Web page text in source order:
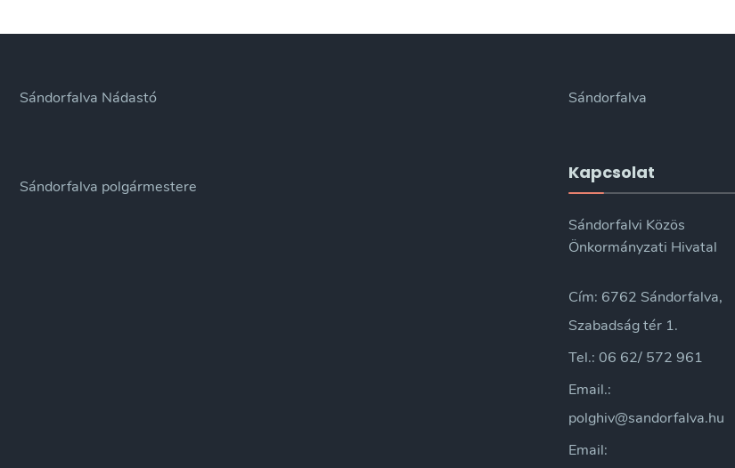
Sándorfalva Nádastó
Sándorfalva polgármestere
Sándorfalva
Kapcsolat
Sándorfalvi Közös
Önkormányzati Hivatal
Cím: 6762 Sándorfalva,
Szabadság tér 1.
Tel.: 06 62/ 572 961
Email.:
polghiv@sandorfalva.hu
Email: